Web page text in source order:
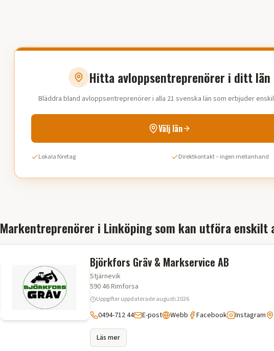
Hitta avloppsentreprenörer i ditt län
Bläddra bland avloppsentreprenörer i alla 21 svenska län som erbjuder
Välj län
Lokala företag Direktkontakt – ingen mellanhand
Markentreprenörer i Linköpingsom kan utföra enskilt
Björkfors Gräv & Markservice AB
Stjärnevik
590 46Rimforsa
Uppgifter uppdateradeaugusti 2026
0494-712 44 E-post Webb Facebook Instagram
Läs mer